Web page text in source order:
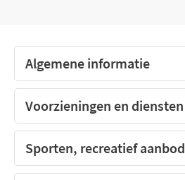
Algemene informatie
Voorzieningen en diensten
Sporten, recreatief aanbod